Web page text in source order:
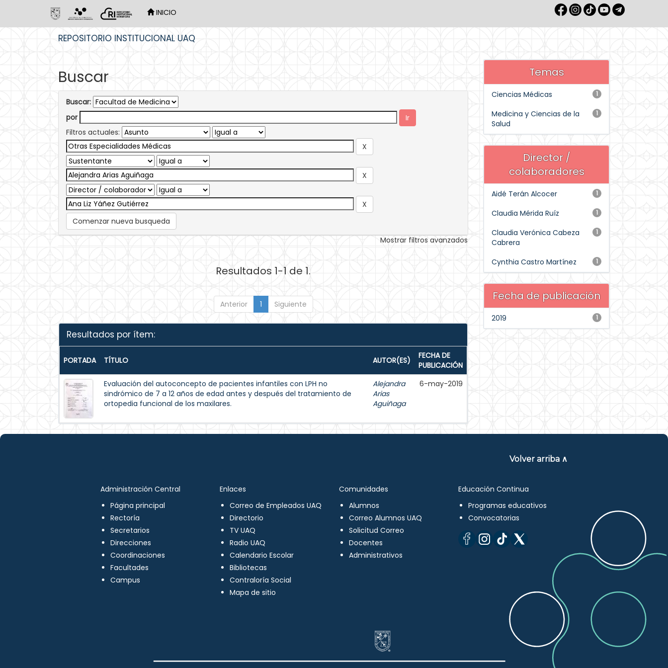
INICIO
REPOSITORIO INSTITUCIONAL UAQ
Buscar
Buscar:
por
Filtros actuales:
Comenzar nueva busqueda
Mostrar filtros avanzados
Resultados 1-1 de 1.
Anterior 1 Siguiente
Resultados por ítem:
PORTADA TÍTULO AUTOR(ES)
FECHA DE
PUBLICACIÓN
Evaluación del autoconcepto de pacientes infantiles con LPH no
sindrómico de 7 a 12 años de edad antes y después del tratamiento de
ortopedia funcional de los maxilares.
Alejandra
Arias
Aguiñaga
6-may-2019
Temas
1
Ciencias Médicas
1
Medicina y Ciencias de la
Salud
Director /
colaboradores
1
Aidé Terán Alcocer
1
Claudia Mérida Ruíz
1
Claudia Verónica Cabeza
Cabrera
1
Cynthia Castro Martínez
Fecha de publicación
1
2019
Volver arriba ∧
Administración Central
Página principal
Rectoría
Secretarios
Direcciones
Coordinaciones
Facultades
Campus
Enlaces
Correo de Empleados UAQ
Directorio
TV UAQ
Radio UAQ
Calendario Escolar
Bibliotecas
Contraloría Social
Mapa de sitio
Comunidades
Alumnos
Correo Alumnos UAQ
Solicitud Correo
Docentes
Administrativos
Educación Continua
Programas educativos
Convocatorias